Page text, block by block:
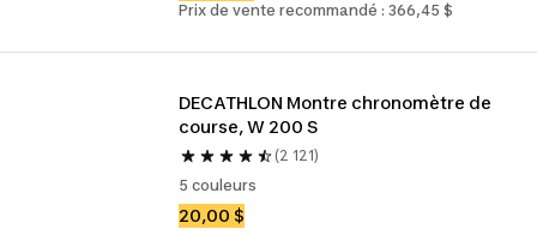
Prix de vente recommandé : 366,45 $
DECATHLON Montre chronomètre de
course, W 200 S
(2 121)
5 couleurs
20,00 $